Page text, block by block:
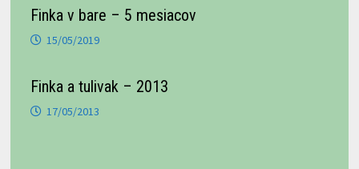
Finka v bare – 5 mesiacov
15/05/2019
Finka a tulivak – 2013
17/05/2013